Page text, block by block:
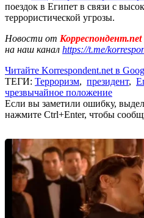
поездок в Египет в связи с
террористической угрозы.
Новости от Корреспондент.net
на наш канал https://t.me/
Читайте Korrespondent.net в
ТЕГИ: Терроризм, президент,
чрезвычайное положение
Если вы заметили ошибку,
нажмите Ctrl+Enter, чтобы